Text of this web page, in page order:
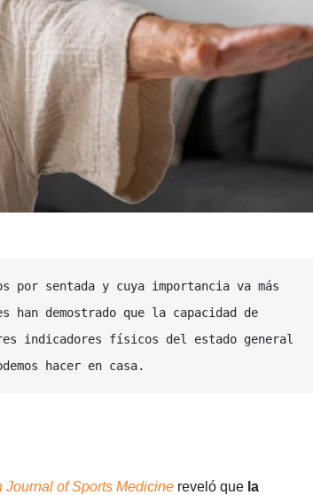
por sentada y cuya importancia va más
demostrado que la capacidad de
indicadores físicos del estado general
hacer en casa.
Journal of Sports Medicine reveló que la